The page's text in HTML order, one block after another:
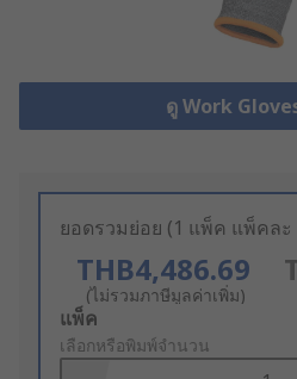
ดู Work
ยอดรวมย่อย (1 แพ็ค แพ็คละ
THB4,486.69
(ไม่รวมภาษีมูลค่าเพิ่ม)
Add
to
แพ็ค
เลือกหรือพิมพ์จำนวน